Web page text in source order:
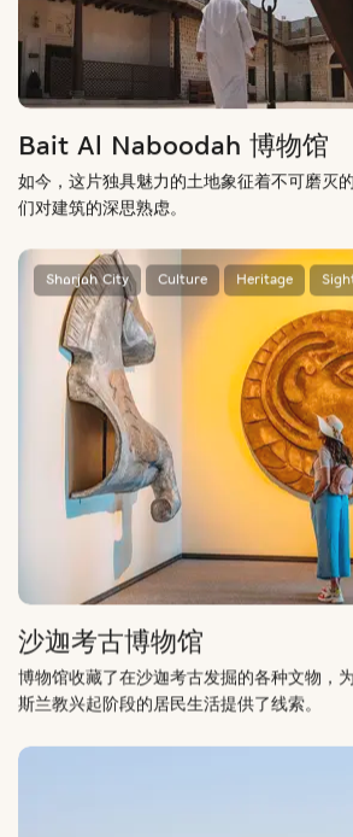
Bait Al Naboodah 博物馆
如今，这片独具魅力的土地象征着不可磨灭
们对建筑的深思熟虑。
Sharjah City Culture Heritage
沙迦考古博物馆
博物馆收藏了在沙迦考古发掘的各种文物，
斯兰教兴起阶段的居民生活提供了线索。